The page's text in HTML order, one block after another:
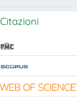
Citazioni